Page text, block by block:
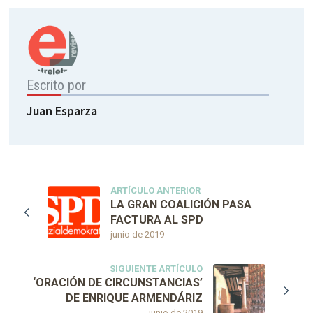
Escrito por
Juan Esparza
ARTÍCULO ANTERIOR
junio de 2019
LA GRAN COALICIÓN PASA
FACTURA AL SPD
SIGUIENTE ARTÍCULO
‘ORACIÓN DE CIRCUNSTANCIAS’
DE ENRIQUE ARMENDÁRIZ